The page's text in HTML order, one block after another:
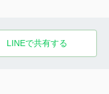
LINEで共有する